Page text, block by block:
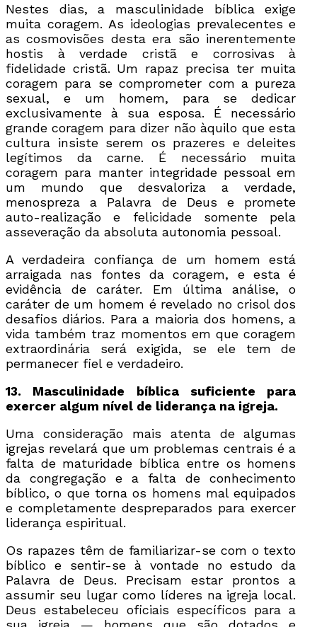
Nestes dias, a masculinidade bíblica exige
muita coragem. As ideologias prevalecentes e
as cosmovisões desta era são inerentemente
hostis à verdade cristã e corrosivas à
fidelidade cristã. Um rapaz precisa ter muita
coragem para se comprometer com a pureza
sexual, e um homem, para se dedicar
exclusivamente à sua esposa. É necessário
grande coragem para dizer não àquilo que esta
cultura insiste serem os prazeres e deleites
legítimos da carne. É necessário muita
coragem para manter integridade pessoal em
um mundo que desvaloriza a verdade,
menospreza a Palavra de Deus e promete
auto-realização e felicidade somente pela
asseveração da absoluta autonomia pessoal.
A verdadeira confiança de um homem está
arraigada nas fontes da coragem, e esta é
evidência de caráter. Em última análise, o
caráter de um homem é revelado no crisol dos
desafios diários. Para a maioria dos homens, a
vida também traz momentos em que coragem
extraordinária será exigida, se ele tem de
permanecer fiel e verdadeiro.
13. Masculinidade bíblica suficiente para
exercer algum nível de liderança na igreja.
Uma consideração mais atenta de algumas
igrejas revelará que um problemas centrais é a
falta de maturidade bíblica entre os homens
da congregação e a falta de conhecimento
bíblico, o que torna os homens mal equipados
e completamente despreparados para exercer
liderança espiritual.
Os rapazes têm de familiarizar-se com o texto
bíblico e sentir-se à vontade no estudo da
Palavra de Deus. Precisam estar prontos a
assumir seu lugar como líderes na igreja local.
Deus estabeleceu oficiais específicos para a